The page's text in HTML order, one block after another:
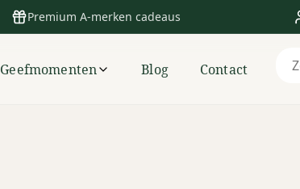
Premium A-merken cadeaus
Geefmomenten Blog Contact